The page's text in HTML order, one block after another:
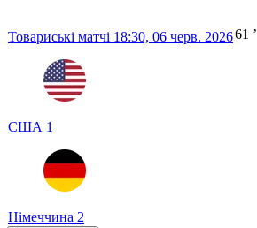
Товариські матчі 18:30, 06 черв. 2026
США 1
Німеччина 2
61 ʼ